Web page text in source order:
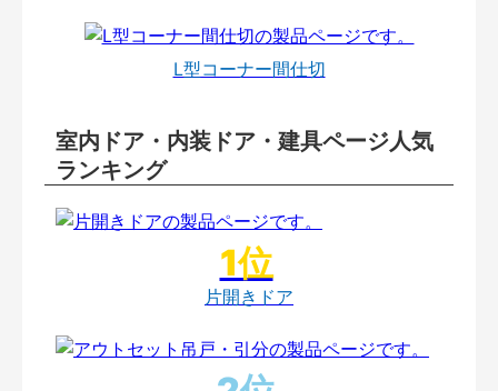
L型コーナー間仕切
室内ドア・内装ドア・建具ページ人気
ランキング
片開きドア